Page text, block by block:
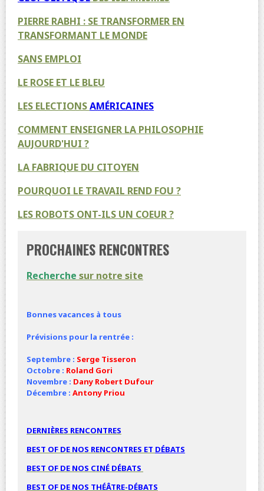
PIERRE RABHI : SE TRANSFORMER EN
TRANSFORMANT LE MONDE
SANS EMPLOI
LE ROSE ET LE BLEU
LES ELECTIONSAMÉRICAINES
COMMENT ENSEIGNER LA PHILOSOPHIE
AUJOURD'HUI ?
LA FABRIQUE DU CITOYEN
POURQUOI LE TRAVAIL REND FOU ?
LES ROBOTS ONT-ILS UN COEUR ?
PROCHAINES RENCONTRES
Recherche sur notre site
Bonnes vacances à tous
Prévisions pour la rentrée :
Septembre : Serge Tisseron
Octobre : Roland Gori
Novembre : Dany Robert Dufour
Décembre : Antony Priou
DERNIÈRES RENCONTRES
BEST OF DE NOS RENCONTRES ET DÉBATS
BEST OF DE NOS CINÉ DÉBATS
BEST OF DE NOS THÉÂTRE-DÉBATS